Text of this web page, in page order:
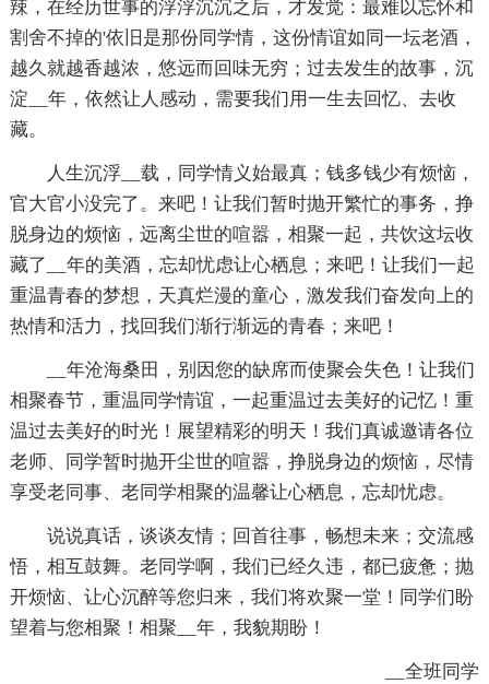
辣，在经历世事的浮浮沉沉之后，才发觉：最难以忘怀和
割舍不掉的'依旧是那份同学情，这份情谊如同一坛老酒，
越久就越香越浓，悠远而回味无穷；过去发生的故事，沉
淀__年，依然让人感动，需要我们用一生去回忆、去收
藏。
人生沉浮__载，同学情义始最真；钱多钱少有烦恼，
官大官小没完了。来吧！让我们暂时抛开繁忙的事务，挣
脱身边的烦恼，远离尘世的喧嚣，相聚一起，共饮这坛收
藏了__年的美酒，忘却忧虑让心栖息；来吧！让我们一起
重温青春的梦想，天真烂漫的童心，激发我们奋发向上的
热情和活力，找回我们渐行渐远的青春；来吧！
__年沧海桑田，别因您的缺席而使聚会失色！让我们
相聚春节，重温同学情谊，一起重温过去美好的记忆！重
温过去美好的时光！展望精彩的明天！我们真诚邀请各位
老师、同学暂时抛开尘世的喧嚣，挣脱身边的烦恼，尽情
享受老同事、老同学相聚的温馨让心栖息，忘却忧虑。
说说真话，谈谈友情；回首往事，畅想未来；交流感
悟，相互鼓舞。老同学啊，我们已经久违，都已疲惫；抛
开烦恼、让心沉醉等您归来，我们将欢聚一堂！同学们盼
望着与您相聚！相聚__年，我貌期盼！
__全班同学